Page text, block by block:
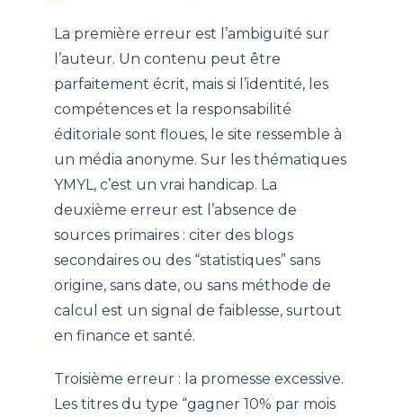
La première erreur est l’ambiguïté sur
l’auteur. Un contenu peut être
parfaitement écrit, mais si l’identité, les
compétences et la responsabilité
éditoriale sont floues, le site ressemble à
un média anonyme. Sur les thématiques
YMYL, c’est un vrai handicap. La
deuxième erreur est l’absence de
sources primaires : citer des blogs
secondaires ou des “statistiques” sans
origine, sans date, ou sans méthode de
calcul est un signal de faiblesse, surtout
en finance et santé.
Troisième erreur : la promesse excessive.
Les titres du type “gagner 10% par mois